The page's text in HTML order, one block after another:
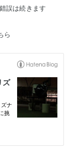
誤は続きます
ら